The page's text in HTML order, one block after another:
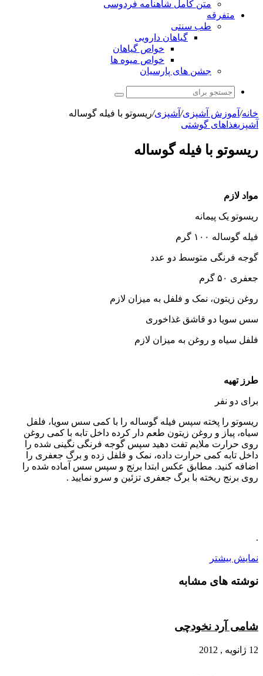
متن کامل شاهنامه فردوسی
متفرقه
طب سنتی
گیاهان دارویی
خواص گیاهان
خواص میوه ها
جشن های پارسیان
جستجو
برای
خانه/ آموزش آشپزی/ آشپزی/ریسوتو با فیله گوساله
آشپزیغذاهای گوشتی
ریسوتو با فیله گوساله
مواد لازم
ریسوتو یک پیمانه
فیله گوساله ۱۰۰ گرم
گوجه فرنگی متوسط دو عدد
جعفری ۵۰ گرم
روغن زیتون، نمک و فلفل به میزان لازم
سس سویا دو قاشق غذاخوری
فلفل سیاه و روغن به میزان لازم
طرز تهیه
برای دو نفر
ریسوتو را پخته سپس فیله گوساله را با کمی سس سویا، فلفل
سیاه، پیاز و روغن زیتون طعم دار کرده داخل تابه با کمی روغن
روی حرارت ملایم تفت دهید سپس گوجه فرنگی نگینی شده را
داخل تابه کمی حرارت داده، نمک و فلفل زده و برگ جعفری را
اضافه کنید. مطابق عکس ابتدا برنج و سپس سس آماده شده را
روی برنج ریخته با برگ جعفری تزئین و سرو نمایید .
.
نمایش بیشتر
نوشته های مشابه
شامی آرد نخودچی
12 ژانویه , 2012